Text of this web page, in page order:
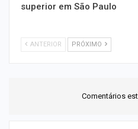
superior em São Paulo
ANTERIOR PRÓXIMO
Comentários